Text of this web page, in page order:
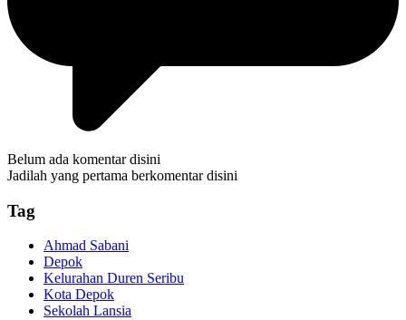
Belum ada komentar disini
Jadilah yang pertama berkomentar disini
Tag
Ahmad Sabani
Depok
Kelurahan Duren Seribu
Kota Depok
Sekolah Lansia